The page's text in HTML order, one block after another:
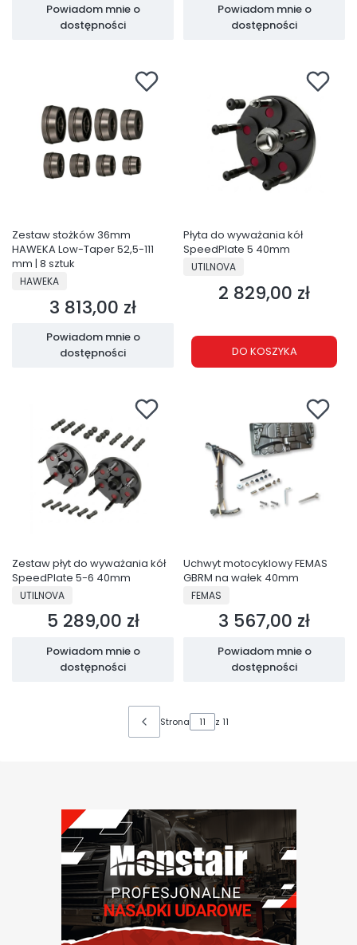
Powiadom mnie o
dostępności
Powiadom mnie o
dostępności
Zestaw stożków 36mm
HAWEKA Low-Taper 52,5-111
mm | 8 sztuk
PRODUCENT
HAWEKA
Cena
3 813,00 zł
Powiadom mnie o
dostępności
Płyta do wyważania kół
SpeedPlate 5 40mm
PRODUCENT
UTILNOVA
Cena
2 829,00 zł
DO KOSZYKA
Zestaw płyt do wyważania kół
SpeedPlate 5-6 40mm
PRODUCENT
UTILNOVA
Cena
5 289,00 zł
Powiadom mnie o
dostępności
Uchwyt motocyklowy FEMAS
GBRM na wałek 40mm
PRODUCENT
FEMAS
Cena
3 567,00 zł
Powiadom mnie o
dostępności
Strona z 11